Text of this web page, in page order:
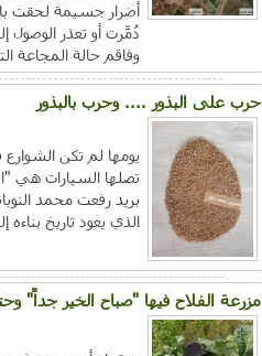
دُمِّرت أو تعذر الوصول
وفاقم حالة المجاعة
حرب على البذور .... وحرب بالبذور
يومها لم تكن
تصلها السيارات هي
بريد رفعت محمد
الذي يعود تاريخ بناءه إلى العام ١٩٦٣ وكان فيه أول
مزرعة الفلاح فيها "صباح الخير جداً"